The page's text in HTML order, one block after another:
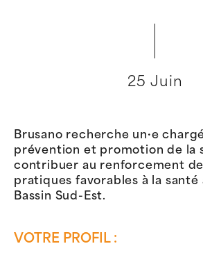
25 Juin
Brusano recherche un·e
prévention et promotion de la
contribuer au renforcement
pratiques favorables à la santé
Bassin Sud-Est.
VOTRE PROFIL :